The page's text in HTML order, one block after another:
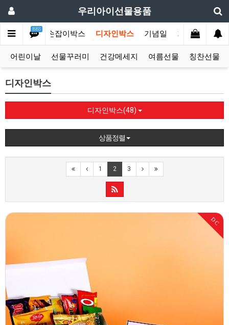
우리아이선물용품
BBS
물모음전 손잡이박스 디자인박스 기념일 기획상품 단
어린이날 선물꾸러미 건강메세지 여름선물 칭찬선물
디자인박스
디자인박스(48)
상품정렬
1 2 3
DC